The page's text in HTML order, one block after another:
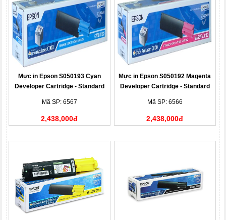
Mực in Epson S050193 Cyan
Developer Cartridge - Standard
Mã SP: 6567
2,438,000đ
Mực in Epson S050192 Magenta
Developer Cartridge - Standard
Mã SP: 6566
2,438,000đ